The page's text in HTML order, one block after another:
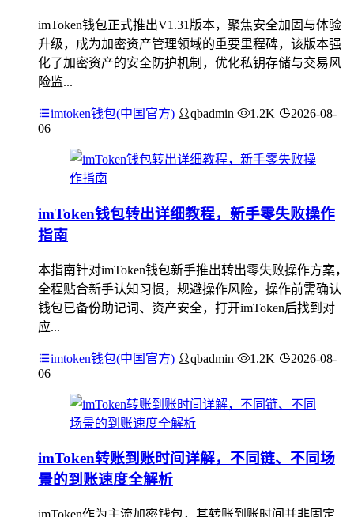
imToken钱包正式推出V1.31版本，聚焦安全加固与体验
升级，成为加密资产管理领域的重要里程碑，该版本强
化了加密资产的安全防护机制，优化私钥存储与交易风
险监...
imtoken钱包(中国官方) qbadmin 1.2K
2026-08-
06
imToken钱包转出详细教程，新手零失败操作
指南
本指南针对imToken钱包新手推出转出零失败操作方案，
全程贴合新手认知习惯，规避操作风险，操作前需确认
钱包已备份助记词、资产安全，打开imToken后找到对
应...
imtoken钱包(中国官方) qbadmin 1.2K
2026-08-
06
imToken转账到账时间详解，不同链、不同场
景的到账速度全解析